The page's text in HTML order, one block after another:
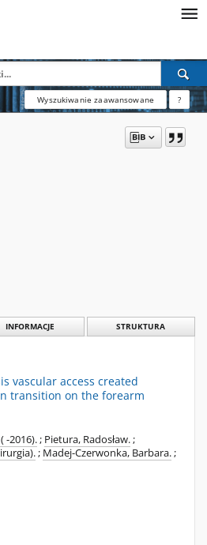
Wyszukiwanie zaawansowane ?
INFORMACJE STRUKTURA
vascular access created
transition on the forearm
-2016).; Pietura, Radosław.;
; Madej-Czerwonka, Barbara.;